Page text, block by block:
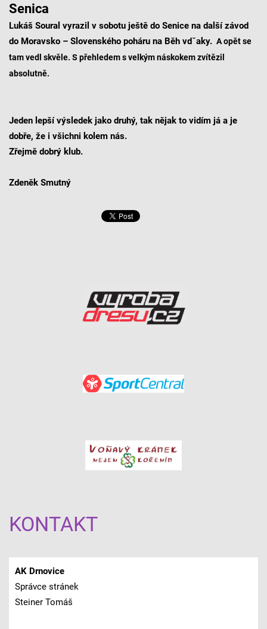
Senica
Lukáš Soural vyrazil v sobotu ještě do Senice na další závod
do Moravsko – Slovenského poháru na Běh vdˇaky. A opět se
tam vedl skvěle. S přehledem s velkým náskokem zvítězil
absolutně.
Jeden lepší výsledek jako druhý, tak nějak to vidím já a je
dobře, že i všichni kolem nás.
Zřejmě dobrý klub.
Zdeněk Smutný
KONTAKT
AK Drnovice
Správce stránek
Steiner Tomáš